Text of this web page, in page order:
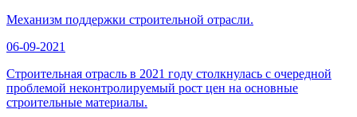
Механизм поддержки строительной отрасли.
06-09-2021
Строительная отрасль в 2021 году столкнулась с очередной
проблемой неконтролируемый рост цен на основные
строительные материалы.